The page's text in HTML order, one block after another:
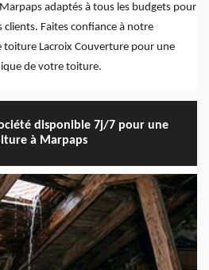
adaptés à tous les budgets pour
Faites confiance à notre
Lacroix Couverture pour une
de votre toiture.
disponible 7j/7 pour une
à Marpaps